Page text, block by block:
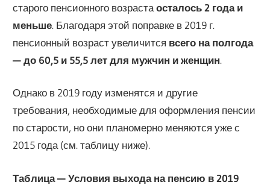
старого пенсионного возрастаосталось 2 года и
меньше. Благодаря этой поправке в 2019 г.
пенсионный возраст увеличится всего на полгода
— до 60,5 и 55,5 лет для мужчин и женщин.
Однако в 2019 году изменятся и другие
требования, необходимые для оформления пенсии
по старости, но они планомерно меняются уже с
2015 года (см. таблицу ниже).
Таблица — Условия выхода на пенсию в 2019